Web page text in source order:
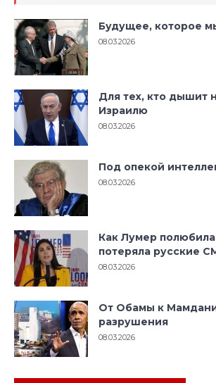
Будущее, которое
08.03.2026
Для тех, кто дышит
Израилю
08.03.2026
Под опекой
08.03.2026
Как Лумер
потеряла русские
08.03.2026
От Обамы к
разрушения
08.03.2026